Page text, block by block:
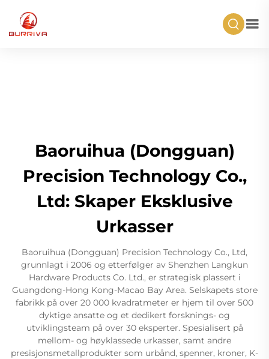
Baoruihua (Dongguan)
Precision Technology Co.,
Ltd: Skaper Eksklusive
Urkasser
Baoruihua (Dongguan) Precision Technology Co., Ltd,
grunnlagt i 2006 og etterfølger av Shenzhen Langkun
Hardware Products Co. Ltd., er strategisk plassert i
Guangdong-Hong Kong-Macao Bay Area. Selskapets store
fabrikk på over 20 000 kvadratmeter er hjem til over 500
dyktige ansatte og et dedikert forsknings- og
utviklingsteam på over 30 eksperter. Spesialisert på
mellom- og høyklassede urkasser, samt andre
presisjonsmetallprodukter som urbånd, spenner, kroner, K-